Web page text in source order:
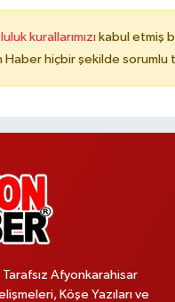
kurallarımızı kabul etmiş
Haber hiçbir şekilde sorumlu
Afyonkarahisar
Köşe Yazıları ve